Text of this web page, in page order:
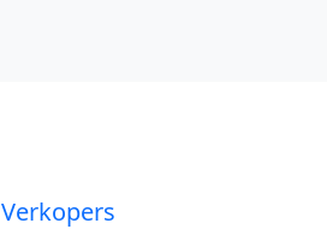
Verkopers